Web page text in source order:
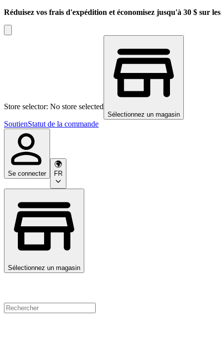
Réduisez vos frais d'expédition et économisez jusqu'à 30 $ sur
Store selector: No store selected
Sélectionnez un magasin
SoutienStatut de la commande
Se connecter FR
Sélectionnez un magasin